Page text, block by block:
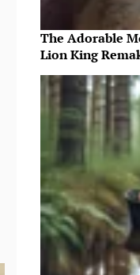
The Adorable
Lion King